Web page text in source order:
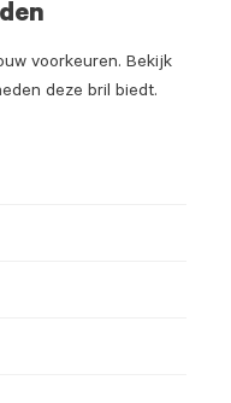
voorkeuren. Bekijk
deze bril biedt.